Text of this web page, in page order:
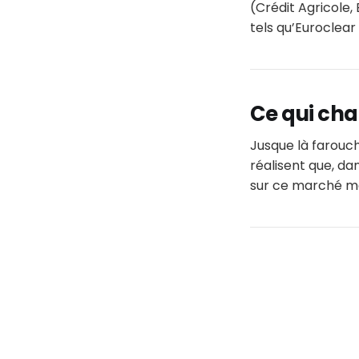
(Crédit Agricole,
tels
Ce qui
Jusque là
réalisent que,
sur ce marché